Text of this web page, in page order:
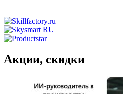
Акции, скидки